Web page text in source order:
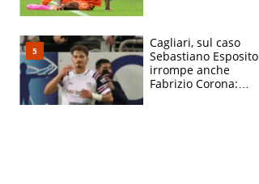
Cagliari, sul caso
Sebastiano Esposito
irrompe anche
Fabrizio Corona: